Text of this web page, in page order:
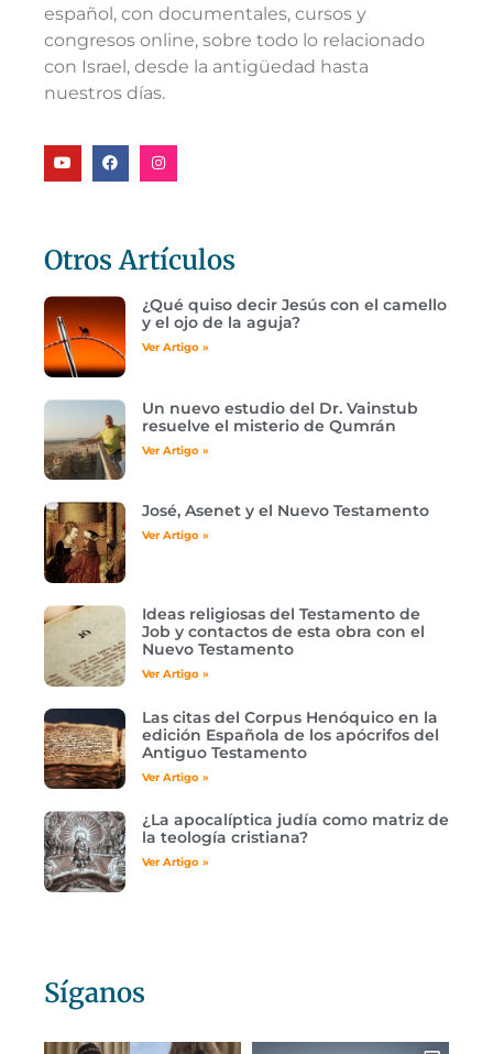
español, con documentales, cursos y
congresos online, sobre todo lo relacionado
con Israel, desde la antigüedad hasta
nuestros días.
Otros Artículos
¿Qué quiso decir Jesús con el camello
y el ojo de la aguja?
Ver Artigo »
Un nuevo estudio del Dr. Vainstub
resuelve el misterio de Qumrán
Ver Artigo »
José, Asenet y el Nuevo Testamento
Ver Artigo »
Ideas religiosas del Testamento de
Job y contactos de esta obra con el
Nuevo Testamento
Ver Artigo »
Las citas del Corpus Henóquico en la
edición Española de los apócrifos del
Antiguo Testamento
Ver Artigo »
¿La apocalíptica judía como matriz de
la teología cristiana?
Ver Artigo »
Síganos